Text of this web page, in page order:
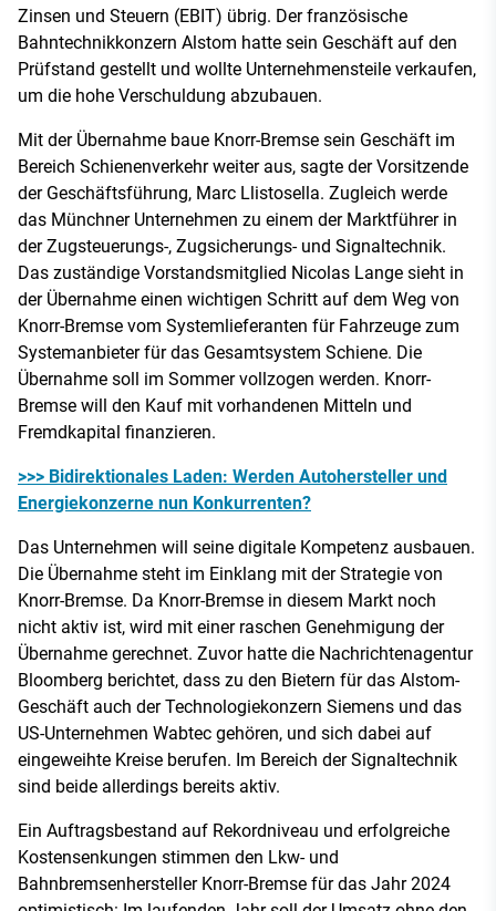
Zinsen und Steuern (EBIT) übrig. Der französische
Bahntechnikkonzern Alstom hatte sein Geschäft auf den
Prüfstand gestellt und wollte Unternehmensteile verkaufen,
um die hohe Verschuldung abzubauen.
Mit der Übernahme baue Knorr-Bremse sein Geschäft im
Bereich Schienenverkehr weiter aus, sagte der Vorsitzende
der Geschäftsführung, Marc Llistosella. Zugleich werde
das Münchner Unternehmen zu einem der Marktführer in
der Zugsteuerungs-, Zugsicherungs- und Signaltechnik.
Das zuständige Vorstandsmitglied Nicolas Lange sieht in
der Übernahme einen wichtigen Schritt auf dem Weg von
Knorr-Bremse vom Systemlieferanten für Fahrzeuge zum
Systemanbieter für das Gesamtsystem Schiene. Die
Übernahme soll im Sommer vollzogen werden. Knorr-
Bremse will den Kauf mit vorhandenen Mitteln und
Fremdkapital finanzieren.
>>> Bidirektionales Laden: Werden Autohersteller und
Energiekonzerne nun Konkurrenten?
Das Unternehmen will seine digitale Kompetenz ausbauen.
Die Übernahme steht im Einklang mit der Strategie von
Knorr-Bremse. Da Knorr-Bremse in diesem Markt noch
nicht aktiv ist, wird mit einer raschen Genehmigung der
Übernahme gerechnet. Zuvor hatte die Nachrichtenagentur
Bloomberg berichtet, dass zu den Bietern für das Alstom-
Geschäft auch der Technologiekonzern Siemens und das
US-Unternehmen Wabtec gehören, und sich dabei auf
eingeweihte Kreise berufen. Im Bereich der Signaltechnik
sind beide allerdings bereits aktiv.
Ein Auftragsbestand auf Rekordniveau und erfolgreiche
Kostensenkungen stimmen den Lkw- und
Bahnbremsenhersteller Knorr-Bremse für das Jahr 2024